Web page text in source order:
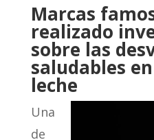
Marcas
realizado
sobre las
saludables
leche
Una
de